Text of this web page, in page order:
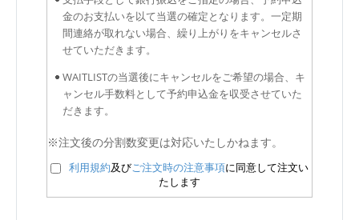
金のお支払いを以て当選の確定となります。一定期
間連絡が取れない場合、繰り上がりをキャンセルさ
せていただきます。
WAITLISTの当選後にキャンセルをご希望の場合、キ
ャンセル手数料として予約申込金を収受させていた
だきます。
※注文後の分割数変更は対応いたしかねます。
利用規約及びご注文時の注意事項に同意して注文い
たします